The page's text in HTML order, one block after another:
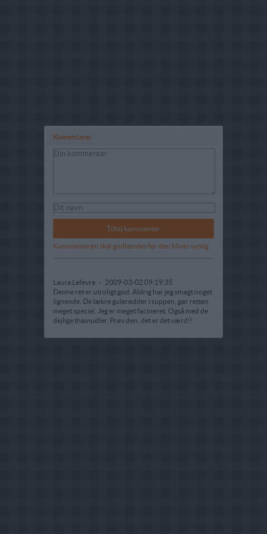
Komentarer
Kommentaren skal godkendes før den bliver synlig
Laura Lefevre - 2009-03-02 09:19:35
Denne ret er utroligt god. Aldrig har jeg smagt noget
lignende. De lækre gulerødder i suppen, gør retten
meget speciel. Jeg er meget facineret. Også med de
dejlige thainudler. Prøv den, det er det værd!!